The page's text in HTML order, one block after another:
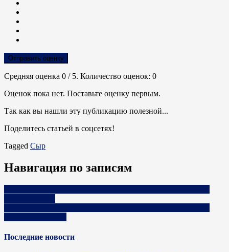
Отправить оценку
Средняя оценка 0 / 5. Количество оценок: 0
Оценок пока нет. Поставьте оценку первым.
Так как вы нашли эту публикацию полезной...
Поделитесь статьей в соцсетях!
Tagged Сыр
Навигация по записям
Последние новости